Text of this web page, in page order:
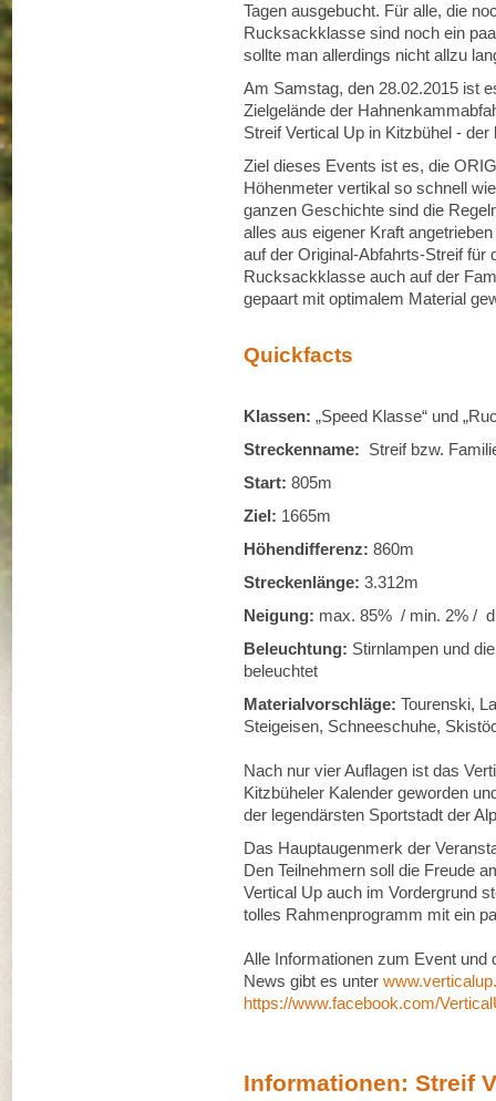
Tagen ausgebucht. Für alle, die
Rucksackklasse sind noch ein
sollte man allerdings nicht allzu
Am Samstag, den 28.02.2015 ist
Zielgelände der
Streif Vertical Up in Kitzbühel -
Ziel dieses Events ist es, die
Höhenmeter vertikal so schnell
ganzen Geschichte sind die
alles aus eigener Kraft
auf der Original-Abfahrts-Streif für
Rucksackklasse auch auf der
gepaart mit optimalem Material
Quickfacts
Klassen: „Speed Klasse“ und
Streckenname: Streif bzw.
Start: 805m
Ziel: 1665m
Höhendifferenz: 860m
Streckenlänge: 3.312m
Neigung: max. 85% / min. 2% /
Beleuchtung: Stirnlampen und
beleuchtet
Materialvorschläge: Tourenski,
Steigeisen, Schneeschuhe,
Nach nur vier Auflagen ist das
Kitzbüheler Kalender geworden
der legendärsten Sportstadt der
Das Hauptaugenmerk der
Den Teilnehmern soll die Freude
Vertical Up auch im Vordergrund
tolles Rahmenprogramm mit ein
Alle Informationen zum Event und
News gibt es unter
https://www.facebook.com/
Informationen: Streif